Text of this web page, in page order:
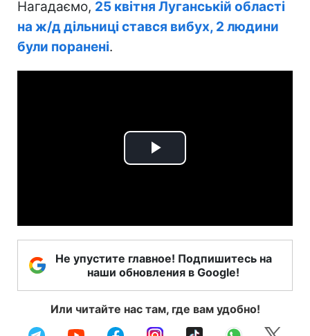
Нагадаємо, 25 квітня Луганській області
на ж/д дільниці стався вибух, 2 людини
були поранені.
Play
Не упустите главное! Подпишитесь на
наши обновления в Google!
Или читайте нас там, где вам удобно!